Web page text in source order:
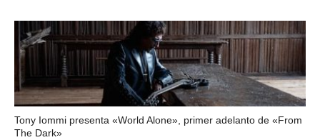
Tony Iommi presenta «World Alone», primer adelanto de «From
The Dark»